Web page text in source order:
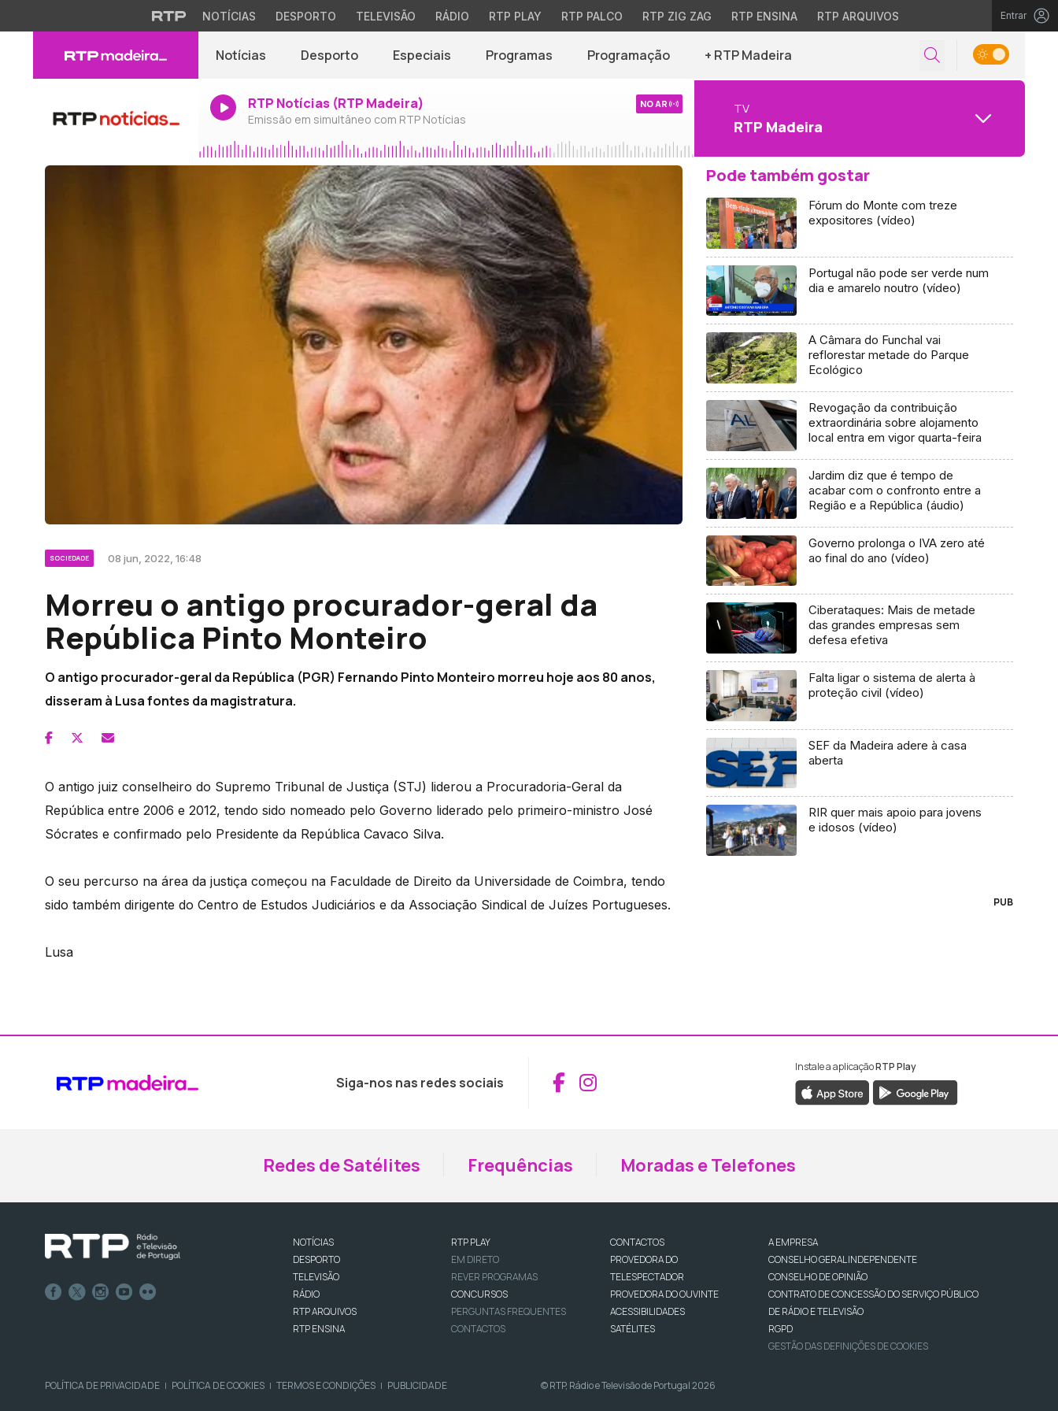
NOTÍCIAS DESPORTO TELEVISÃO RÁDIO RTP PLAY RTP PALCO RTP ZIG ZAG RTP ENSINA RTP ARQUIVOS Entrar
Notícias Desporto Especiais Programas Programação + RTP Madeira
RTP Notícias (RTP Madeira)
Emissão em simultâneo com RTP Notícias
NO AR TV
RTP Madeira
SOCIEDADE 08 jun, 2022, 16:48
Morreu o antigo procurador-geral da
República Pinto Monteiro
O antigo procurador-geral da República (PGR) Fernando Pinto Monteiro morreu hoje aos 80 anos,
disseram à Lusa fontes da magistratura.
O antigo juiz conselheiro do Supremo Tribunal de Justiça (STJ) liderou a Procuradoria-Geral da
República entre 2006 e 2012, tendo sido nomeado pelo Governo liderado pelo primeiro-ministro José
Sócrates e confirmado pelo Presidente da República Cavaco Silva.
O seu percurso na área da justiça começou na Faculdade de Direito da Universidade de Coimbra, tendo
sido também dirigente do Centro de Estudos Judiciários e da Associação Sindical de Juízes Portugueses.
Lusa
Pode também gostar
Fórum do Monte com treze
expositores (vídeo)
Portugal não pode ser verde num
dia e amarelo noutro (vídeo)
A Câmara do Funchal vai
reflorestar metade do Parque
Ecológico
Revogação da contribuição
extraordinária sobre alojamento
local entra em vigor quarta-feira
Jardim diz que é tempo de
acabar com o confronto entre a
Região e a República (áudio)
Governo prolonga o IVA zero até
ao final do ano (vídeo)
Ciberataques: Mais de metade
das grandes empresas sem
defesa efetiva
Falta ligar o sistema de alerta à
proteção civil (vídeo)
SEF da Madeira adere à casa
aberta
RIR quer mais apoio para jovens
e idosos (vídeo)
PUB
Siga-nos nas redes sociais Aceder ao Facebook da RTP Madeira
Aceder ao Instagram da RTP Madeira
Instale a aplicaçãoRTP Play
Redes de Satélites Frequências Moradas e Telefones
NOTÍCIAS
DESPORTO
TELEVISÃO
RÁDIO
RTP ARQUIVOS
RTP ENSINA
RTP PLAY
EM DIRETO
REVER PROGRAMAS
CONCURSOS
PERGUNTAS FREQUENTES
CONTACTOS
CONTACTOS
PROVEDORA DO
TELESPECTADOR
PROVEDORA DO OUVINTE
ACESSIBILIDADES
SATÉLITES
A EMPRESA
CONSELHO GERAL INDEPENDENTE
CONSELHO DE OPINIÃO
CONTRATO DE CONCESSÃO DO SERVIÇO PÚBLICO
DE RÁDIO E TELEVISÃO
RGPD
GESTÃO DAS DEFINIÇÕES DE COOKIES
POLÍTICA DE PRIVACIDADE | POLÍTICA DE COOKIES | TERMOS E CONDIÇÕES | PUBLICIDADE © RTP, Rádio e Televisão de Portugal 2026